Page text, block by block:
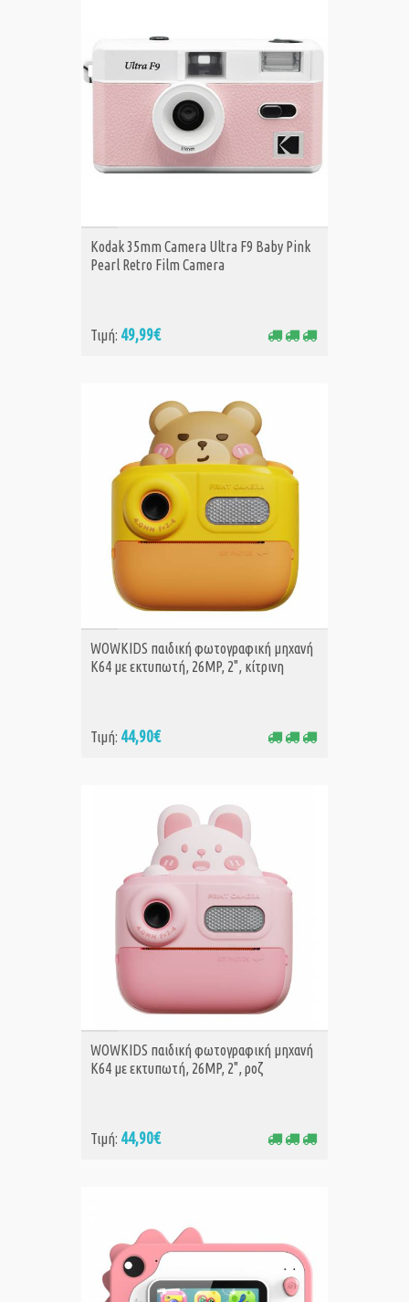
ΑΓΟΡΑ
Kodak 35mm Camera Ultra F9 Baby Pink
Pearl Retro Film Camera
Τιμή: 49,99€
ΑΓΟΡΑ
WOWKIDS παιδική φωτογραφική μηχανή
K64 με εκτυπωτή, 26MP, 2", κίτρινη
Τιμή: 44,90€
ΑΓΟΡΑ
WOWKIDS παιδική φωτογραφική μηχανή
K64 με εκτυπωτή, 26MP, 2", ροζ
Τιμή: 44,90€